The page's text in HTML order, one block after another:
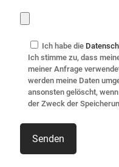
Ich habe die
Ich stimme zu, dass
meiner Anfrage
werden meine Daten
ansonsten gelöscht,
der Zweck der